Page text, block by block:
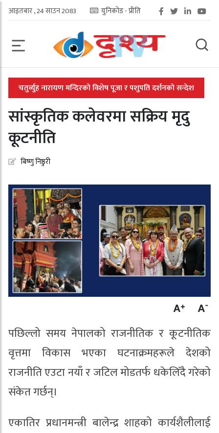
आइतबार , 24 साउन 2083 युनिकोड - प्रीति
चतुर्व्युह नारायण मन्दिरको विशेष पूजा र पशुपति दर्शनको सन्देश
सांस्कृतिक कलेवरमा सक्रिय मृदु
कूटनीति
बिष्णु निष्ठुरी
पछिल्लो समय नेपालको राजनीतिक र कूटनीतिक
वृत्तमा विकास भएका घटनाक्रमहरूले देशको
राजनीति एउटा नयाँ र जटिल मोडतर्फ धकेलिँदै गरेको
संकेत गर्छन्।
एकातिर प्रधानमन्त्री बालेन्द्र शाहको कार्यशैलीलाई